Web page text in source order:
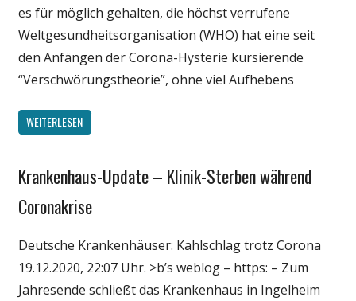
es für möglich gehalten, die höchst verrufene
Weltgesundheitsorganisation (WHO) hat eine seit
den Anfängen der Corona-Hysterie kursierende
“Verschwörungstheorie”, ohne viel Aufhebens
WEITERLESEN
Gesellschaft
Medien
Wirtschaft
Wissenschaft
Krankenhaus-Update – Klinik-Sterben während
Coronakrise
Deutsche Krankenhäuser: Kahlschlag trotz Corona
19.12.2020, 22:07 Uhr. >b’s weblog – https: – Zum
Jahresende schließt das Krankenhaus in Ingelheim